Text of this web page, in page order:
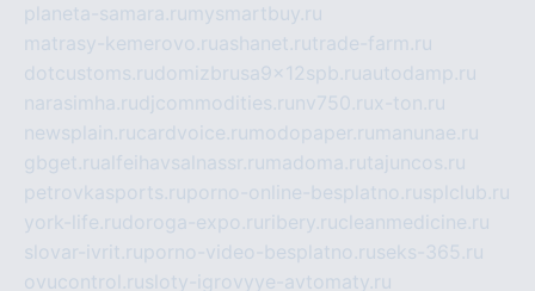
planeta-samara.ru mysmartbuy.ru
matrasy-kemerovo.ruashanet.rutrade-farm.ru
dotcustoms.rudomizbrusa9x12spb.ruautodamp.ru
narasimha.rudjcommodities.ru nv750.rux-ton.ru
newsplain.rucardvoice.ru modopaper.ru manunae.ru
gbget.rualfeihavsalnassr.ru madoma.rutajuncos.ru
petrovkasports.ruporno-online-besplatno.rusplclub.ru
york-life.rudoroga-expo.ru ribery.rucleanmedicine.ru
slovar-ivrit.ruporno-video-besplatno.ruseks-365.ru
ovucontrol.rusloty-igrovyye-avtomaty.ru